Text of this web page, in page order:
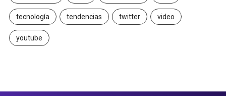
tecnología tendencias twitter video
youtube